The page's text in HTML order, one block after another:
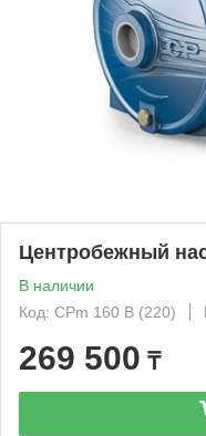
Центробежный
В наличии
Код: CPm 160 B (220)
269 500 ₸